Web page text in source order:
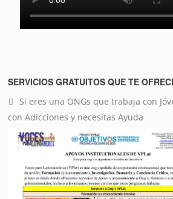
SERVICIOS GRATUITOS QUE TE
Si eres una ONGs que trabaja con
con Adicciones y necesitas Ayuda